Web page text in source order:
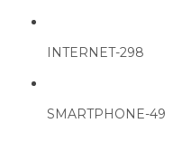
INTERNET-298
SMARTPHONE-49